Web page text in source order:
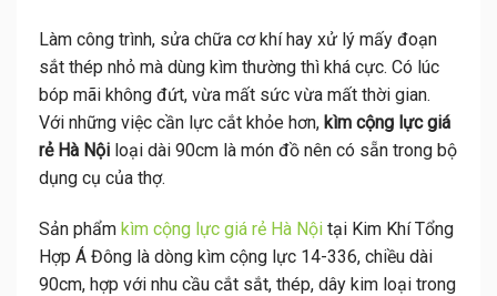
Làm công trình, sửa chữa cơ khí hay xử lý mấy đoạn
sắt thép nhỏ mà dùng kìm thường thì khá cực. Có lúc
bóp mãi không đứt, vừa mất sức vừa mất thời gian.
Với những việc cần lực cắt khỏe hơn, kìm cộng lực giá
rẻ Hà Nội loại dài 90cm là món đồ nên có sẵn trong bộ
dụng cụ của thợ.
Sản phẩm kìm cộng lực giá rẻ Hà Nội tại Kim Khí Tổng
Hợp Á Đông là dòng kìm cộng lực 14-336, chiều dài
90cm, hợp với nhu cầu cắt sắt, thép, dây kim loại trong